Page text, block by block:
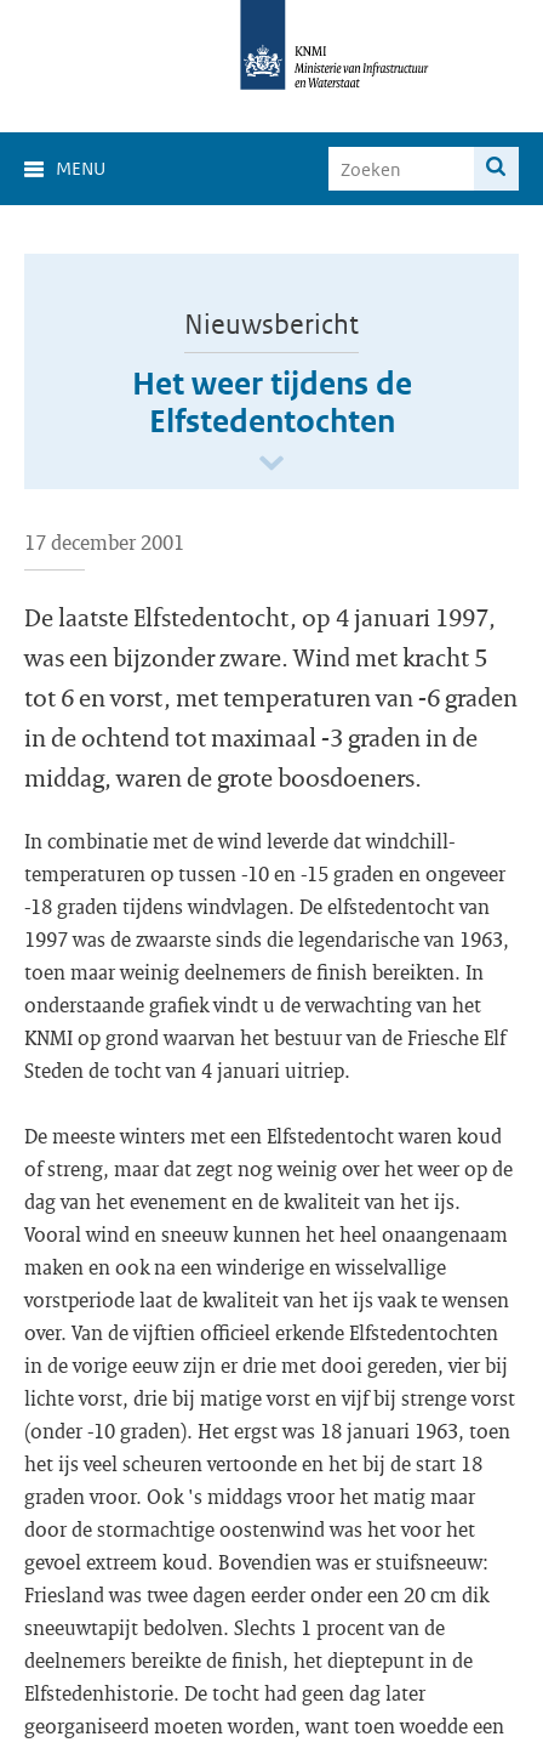
MENU
Nieuwsbericht
Het weer tijdens de
Elfstedentochten
17 december 2001
De laatste Elfstedentocht, op 4 januari 1997,
was een bijzonder zware. Wind met kracht 5
tot 6 en vorst, met temperaturen van -6 graden
in de ochtend tot maximaal -3 graden in de
middag, waren de grote boosdoeners.
In combinatie met de wind leverde dat windchill-
temperaturen op tussen -10 en -15 graden en ongeveer
-18 graden tijdens windvlagen. De elfstedentocht van
1997 was de zwaarste sinds die legendarische van 1963,
toen maar weinig deelnemers de finish bereikten. In
onderstaande grafiek vindt u de verwachting van het
KNMI op grond waarvan het bestuur van de Friesche Elf
Steden de tocht van 4 januari uitriep.
De meeste winters met een Elfstedentocht waren koud
of streng, maar dat zegt nog weinig over het weer op de
dag van het evenement en de kwaliteit van het ijs.
Vooral wind en sneeuw kunnen het heel onaangenaam
maken en ook na een winderige en wisselvallige
vorstperiode laat de kwaliteit van het ijs vaak te wensen
over. Van de vijftien officieel erkende Elfstedentochten
in de vorige eeuw zijn er drie met dooi gereden, vier bij
lichte vorst, drie bij matige vorst en vijf bij strenge vorst
(onder -10 graden). Het ergst was 18 januari 1963, toen
het ijs veel scheuren vertoonde en het bij de start 18
graden vroor. Ook 's middags vroor het matig maar
door de stormachtige oostenwind was het voor het
gevoel extreem koud. Bovendien was er stuifsneeuw:
Friesland was twee dagen eerder onder een 20 cm dik
sneeuwtapijt bedolven. Slechts 1 procent van de
deelnemers bereikte de finish, het dieptepunt in de
Elfstedenhistorie. De tocht had geen dag later
georganiseerd moeten worden, want toen woedde een